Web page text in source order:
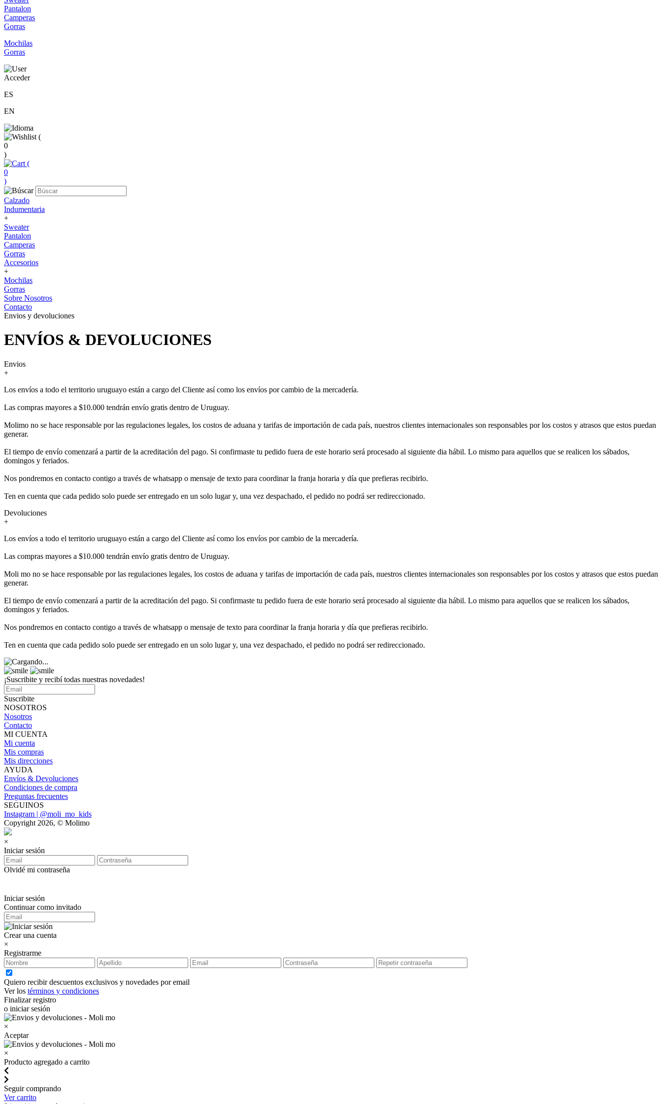
Pantalon
Camperas
Gorras
Mochilas
Gorras
Acceder
ES
EN
(
0
)
(
0
)
Calzado
Indumentaria
+
Sweater
Pantalon
Camperas
Gorras
Accesorios
+
Mochilas
Gorras
Sobre Nosotros
Contacto
Envios y devoluciones
ENVÍOS & DEVOLUCIONES
Envios
+
Los envíos a todo el territorio uruguayo están a cargo del Cliente así como los envíos por cambio de la mercadería.
Las compras mayores a $10.000 tendrán envío gratis dentro de Uruguay.
Molimo no se hace responsable por las regulaciones legales, los costos de aduana y tarifas de importación de cada país, nuestros clientes internacionales son responsables por los costos y atrasos que estos puedan
generar.
El tiempo de envío comenzará a partir de la acreditación del pago. Si confirmaste tu pedido fuera de este horario será procesado al siguiente dia hábil. Lo mismo para aquellos que se realicen los sábados,
domingos y feriados.
Nos pondremos en contacto contigo a través de whatsapp o mensaje de texto para coordinar la franja horaria y día que prefieras recibirlo.
Ten en cuenta que cada pedido solo puede ser entregado en un solo lugar y, una vez despachado, el pedido no podrá ser redireccionado.
Devoluciones
+
Los envíos a todo el territorio uruguayo están a cargo del Cliente así como los envíos por cambio de la mercadería.
Las compras mayores a $10.000 tendrán envío gratis dentro de Uruguay.
Moli mo no se hace responsable por las regulaciones legales, los costos de aduana y tarifas de importación de cada país, nuestros clientes internacionales son responsables por los costos y atrasos que estos puedan
generar.
El tiempo de envío comenzará a partir de la acreditación del pago. Si confirmaste tu pedido fuera de este horario será procesado al siguiente dia hábil. Lo mismo para aquellos que se realicen los sábados,
domingos y feriados.
Nos pondremos en contacto contigo a través de whatsapp o mensaje de texto para coordinar la franja horaria y día que prefieras recibirlo.
Ten en cuenta que cada pedido solo puede ser entregado en un solo lugar y, una vez despachado, el pedido no podrá ser redireccionado.
¡Suscribite y recibí todas nuestras novedades!
Suscribite
NOSOTROS
Nosotros
Contacto
MI CUENTA
Mi cuenta
Mis compras
Mis direcciones
AYUDA
Envíos & Devoluciones
Condiciones de compra
Preguntas frecuentes
SEGUINOS
Instagram | @moli_mo_kids
Copyright 2026, © Molimo
×
Iniciar sesión
Olvidé mi contraseña
Iniciar sesión
Continuar como invitado
Crear una cuenta
×
Registrarme
Quiero recibir descuentos exclusivos y novedades por email
Ver los términos y condiciones
Finalizar registro
o iniciar sesión
×
Aceptar
×
Producto agregado a carrito
Seguir comprando
Ver carrito